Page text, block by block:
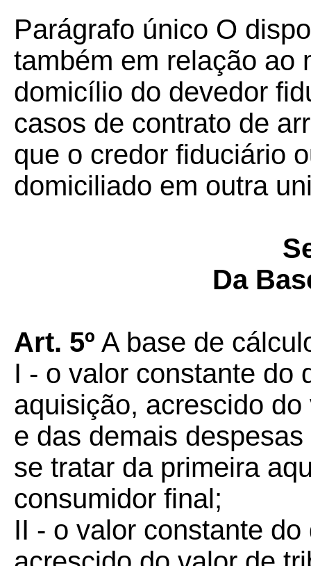
Parágrafo único O
também em relação ao
domicílio do devedor
casos de contrato de
que o credor fiduciário
domiciliado em outra
Da
Art. 5º A base de
I - o valor constante do
aquisição, acrescido
e das demais
se tratar da primeira
consumidor final;
II - o valor constante